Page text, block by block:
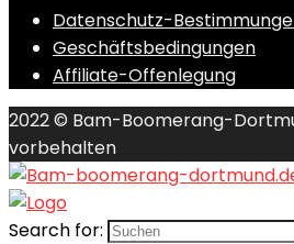
Datenschutz-
Geschäftsbedingungen
Affiliate-Offenlegung
2022 © Bam-Boomerang-
vorbehalten
Search for: